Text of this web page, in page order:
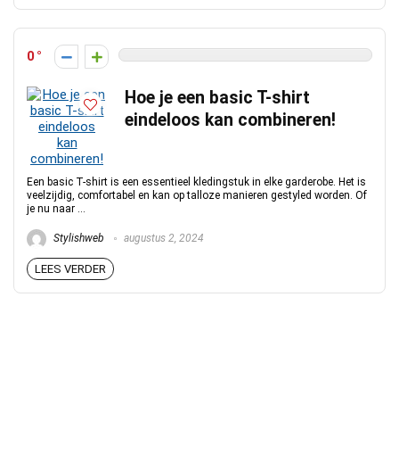
0
Hoe je een basic T-shirt
eindeloos kan combineren!
Een basic T-shirt is een essentieel kledingstuk in elke garderobe. Het is
veelzijdig, comfortabel en kan op talloze manieren gestyled worden. Of
je nu naar ...
Stylishweb augustus 2, 2024
LEES VERDER